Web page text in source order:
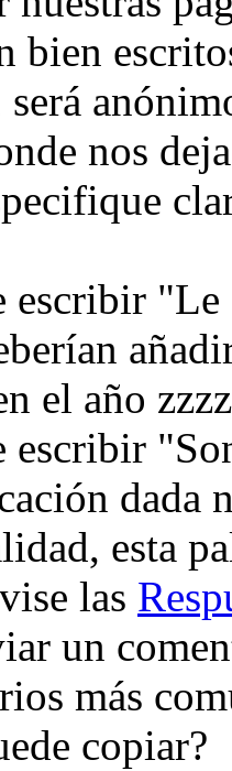
bien
será
nos
escribir
el año
escribir
dada
esta
las
un
más
copiar?